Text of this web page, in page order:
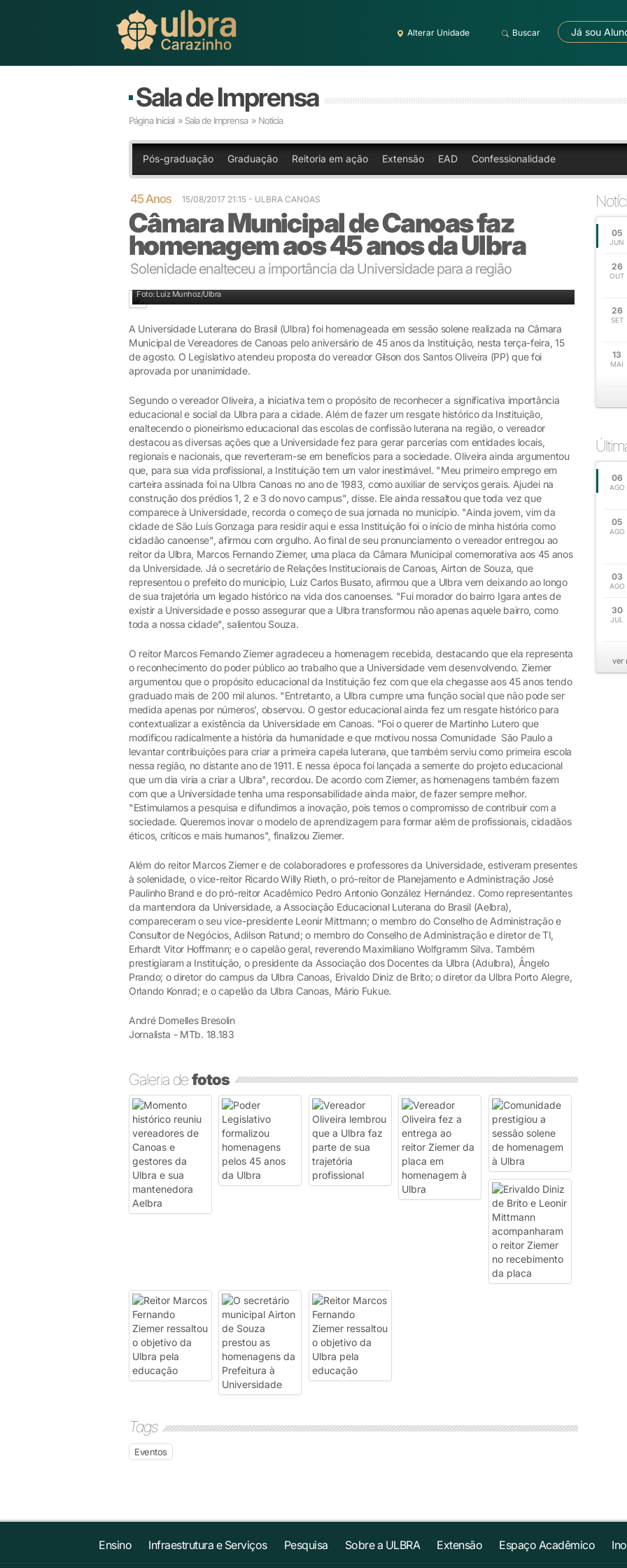
Alterar Unidade Buscar Já sou
Sala de Imprensa
Página Inicial » Sala de Imprensa » Notícia
Pós-graduação Graduação Reitoria em ação Extensão EAD Confessionalidade
45 Anos 15/08/2017 21:15 - ULBRA CANOAS
Câmara Municipal de Canoas faz
homenagem aos 45 anos da Ulbra
Solenidade enalteceu a importância da Universidade para a região
Foto: Luiz Munhoz/Ulbra
A Universidade Luterana do Brasil (Ulbra) foi homenageada em sessão solene realizada na Câmara
Municipal de Vereadores de Canoas pelo aniversário de 45 anos da Instituição, nesta terça-feira, 15
de agosto. O Legislativo atendeu proposta do vereador Gilson dos Santos Oliveira (PP) que foi
aprovada por unanimidade.
Segundo o vereador Oliveira, a iniciativa tem o propósito de reconhecer a significativa importância
educacional e social da Ulbra para a cidade. Além de fazer um resgate histórico da Instituição,
enaltecendo o pioneirismo educacional das escolas de confissão luterana na região, o vereador
destacou as diversas ações que a Universidade fez para gerar parcerias com entidades locais,
regionais e nacionais, que reverteram-se em benefícios para a sociedade. Oliveira ainda argumentou
que, para sua vida profissional, a Instituição tem um valor inestimável. "Meu primeiro emprego em
carteira assinada foi na Ulbra Canoas no ano de 1983, como auxiliar de serviços gerais. Ajudei na
construção dos prédios 1, 2 e 3 do novo campus", disse. Ele ainda ressaltou que toda vez que
comparece à Universidade, recorda o começo de sua jornada no município. "Ainda jovem, vim da
cidade de São Luís Gonzaga para residir aqui e essa Instituição foi o início de minha história como
cidadão canoense", afirmou com orgulho. Ao final de seu pronunciamento o vereador entregou ao
reitor da Ulbra, Marcos Fernando Ziemer, uma placa da Câmara Municipal comemorativa aos 45 anos
da Universidade. Já o secretário de Relações Institucionais de Canoas, Airton de Souza, que
representou o prefeito do município, Luiz Carlos Busato, afirmou que a Ulbra vem deixando ao longo
de sua trajetória um legado histórico na vida dos canoenses. "Fui morador do bairro Igara antes de
existir a Universidade e posso assegurar que a Ulbra transformou não apenas aquele bairro, como
toda a nossa cidade", salientou Souza.
O reitor Marcos Fernando Ziemer agradeceu a homenagem recebida, destacando que ela representa
o reconhecimento do poder público ao trabalho que a Universidade vem desenvolvendo. Ziemer
argumentou que o propósito educacional da Instituição fez com que ela chegasse aos 45 anos tendo
graduado mais de 200 mil alunos. "Entretanto, a Ulbra cumpre uma função social que não pode ser
medida apenas por números', observou. O gestor educacional ainda fez um resgate histórico para
contextualizar a existência da Universidade em Canoas. "Foi o querer de Martinho Lutero que
modificou radicalmente a história da humanidade e que motivou nossa Comunidade São Paulo a
levantar contribuições para criar a primeira capela luterana, que também serviu como primeira escola
nessa região, no distante ano de 1911. E nessa época foi lançada a semente do projeto educacional
que um dia viria a criar a Ulbra", recordou. De acordo com Ziemer, as homenagens também fazem
com que a Universidade tenha uma responsabilidade ainda maior, de fazer sempre melhor.
"Estimulamos a pesquisa e difundimos a inovação, pois temos o compromisso de contribuir com a
sociedade. Queremos inovar o modelo de aprendizagem para formar além de profissionais, cidadãos
éticos, críticos e mais humanos", finalizou Ziemer.
Além do reitor Marcos Ziemer e de colaboradores e professores da Universidade, estiveram presentes
à solenidade, o vice-reitor Ricardo Willy Rieth, o pró-reitor de Planejamento e Administração José
Paulinho Brand e do pró-reitor Acadêmico Pedro Antonio González Hernández. Como representantes
da mantendora da Universidade, a Associação Educacional Luterana do Brasil (Aelbra),
compareceram o seu vice-presidente Leonir Mittmann; o membro do Conselho de Administração e
Consultor de Negócios, Adilson Ratund; o membro do Conselho de Administração e diretor de TI,
Erhardt Vitor Hoffmann; e o capelão geral, reverendo Maximiliano Wolfgramm Silva. Também
prestigiaram a Instituição, o presidente da Associação dos Docentes da Ulbra (Adulbra), Ângelo
Prando; o diretor do campus da Ulbra Canoas, Erivaldo Diniz de Brito; o diretor da Ulbra Porto Alegre,
Orlando Konrad; e o capelão da Ulbra Canoas, Mário Fukue.
André Dornelles Bresolin
Jornalista - MTb. 18.183
Galeria defotos
Tags
Eventos
05
JUN
26
OUT
26
SET
13
MAI
06
AGO
05
AGO
03
AGO
30
JUL
ver
Ensino Infraestrutura e Serviços Pesquisa Sobre a ULBRA Extensão Espaço Acadêmico